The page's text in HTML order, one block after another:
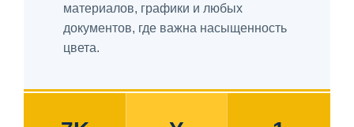
материалов, графики и любых
документов, где важна насыщенность
цвета.